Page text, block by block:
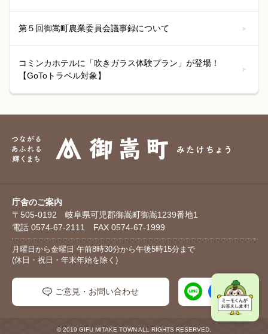
第５回御嵩町農業委員会議事録について
コミンカホテルに「吹きガラス体験プラン」が登場！
【GoToトラベル対象】
庁舎のご案内
〒505-0192 岐阜県可児郡御嵩町御嵩1239番地1
電話 0574-67-2111 FAX 0574-67-1999
月曜日から金曜日 午前8時30分から午後5時15分まで
(休日・祝日・年末年始を除く)
ご意見・お問い合わせ
© 2019 GIFU MITAKE TOWN ALL RIGHTS RESERVED.